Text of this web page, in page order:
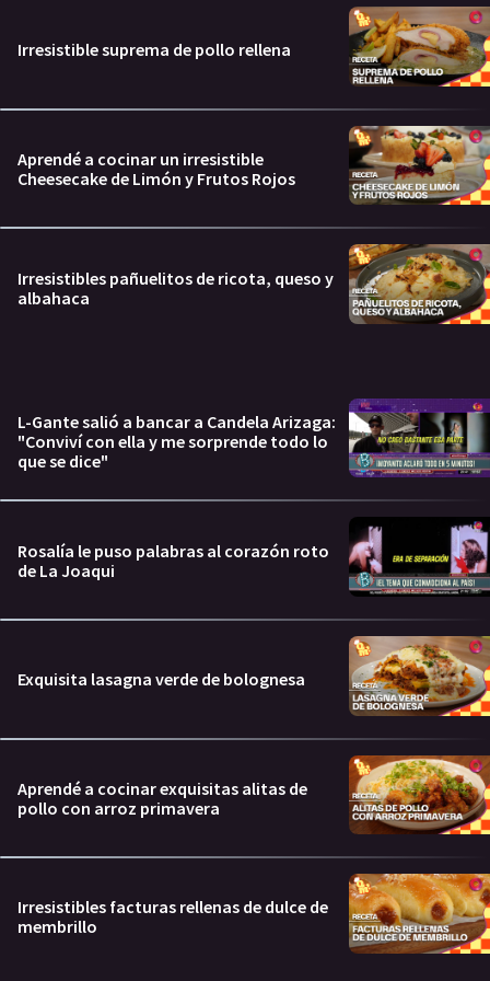
Irresistible suprema de pollo rellena
Aprendé a cocinar un irresistible
Cheesecake de Limón y Frutos Rojos
Irresistibles pañuelitos de ricota, queso y
albahaca
L-Gante salió a bancar a Candela Arizaga:
"Conviví con ella y me sorprende todo lo
que se dice"
Rosalía le puso palabras al corazón roto
de La Joaqui
Exquisita lasagna verde de bolognesa
Aprendé a cocinar exquisitas alitas de
pollo con arroz primavera
Irresistibles facturas rellenas de dulce de
membrillo